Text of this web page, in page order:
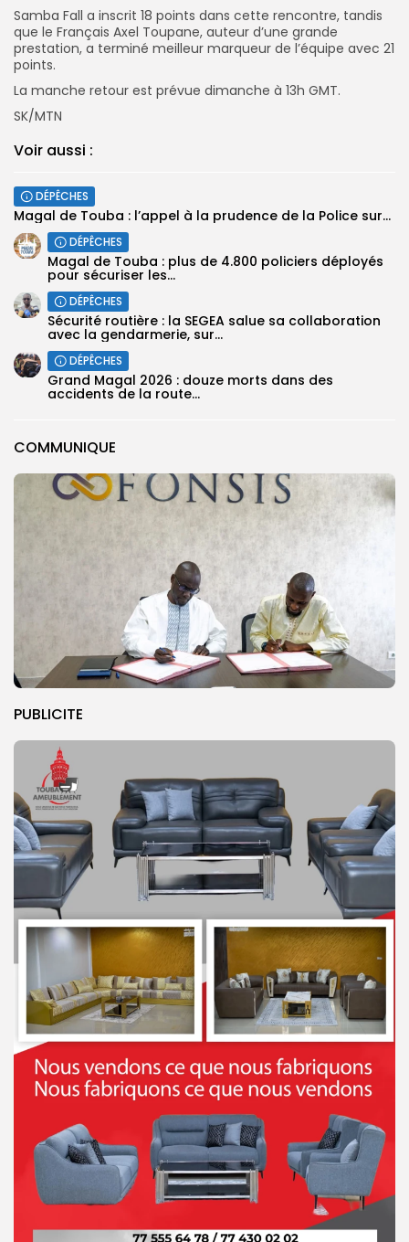
COMMUNIQUE
PUBLICITE
Samba Fall a inscrit 18 points dans cette rencontre, tandis
que le Français Axel Toupane, auteur d’une grande
prestation, a terminé meilleur marqueur de l’équipe avec 21
points.
‎La manche retour est prévue dimanche à 13h GMT.
SK/MTN
Voir aussi :
DÉPÊCHES
Magal de Touba : l’appel à la prudence de la Police sur...
DÉPÊCHES
Magal de Touba : plus de 4.800 policiers déployés
pour sécuriser les...
DÉPÊCHES
Sécurité routière : la SEGEA salue sa collaboration
avec la gendarmerie, sur...
DÉPÊCHES
Grand Magal 2026 : douze morts dans des
accidents de la route...